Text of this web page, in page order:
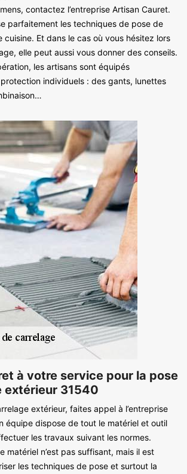
contactez l’entreprise Artisan Cauret.
parfaitement les techniques de pose de
cuisine. Et dans le cas où vous hésitez lors
elle peut aussi vous donner des conseils.
les artisans sont équipés
individuels : des gants, lunettes
à votre service pour la pose
extérieur 31540
extérieur, faites appel à l’entreprise
équipe dispose de tout le matériel et outil
les travaux suivant les normes.
matériel n’est pas suffisant, mais il est
les techniques de pose et surtout la